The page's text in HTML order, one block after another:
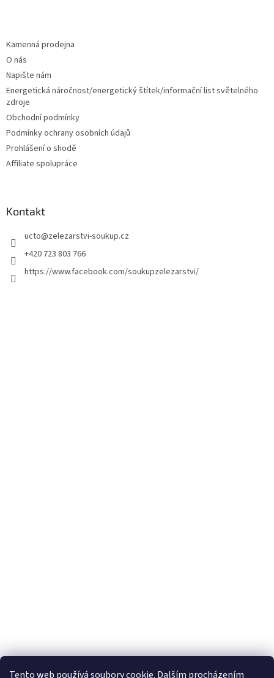
Tento web používá soubory cookie. Dalším procházením
Kamenná prodejna
O nás
Napište nám
Energetická náročnost/energetický štítek/informační list světelného
zdroje
Obchodní podmínky
Podmínky ochrany osobních údajů
Prohlášení o shodě
Affiliate spolupráce
Kontakt
ucto@zelezarstvi-soukup.cz
+420 723 803 766
https://www.facebook.com/soukupzelezarstvi/